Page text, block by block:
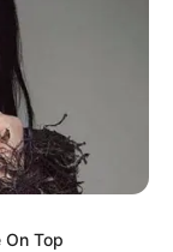
On Top